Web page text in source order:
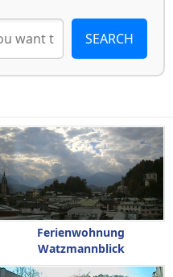
Ferienwohnung
Watzmannblick
Berchtesgaden Webcam Live